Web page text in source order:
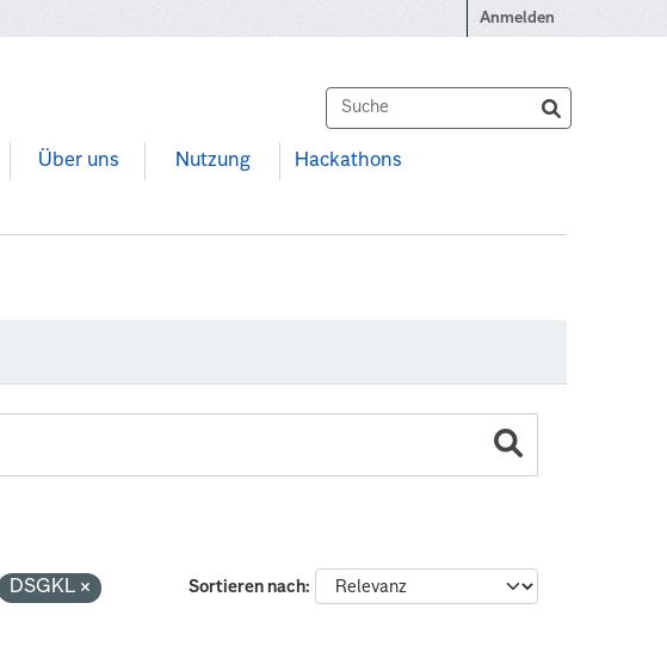
Anmelden
Über uns Nutzung Hackathons
Sortieren nach
DSGKL